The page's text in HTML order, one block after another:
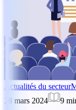
Actualités du secteur
28 mars 2024
9